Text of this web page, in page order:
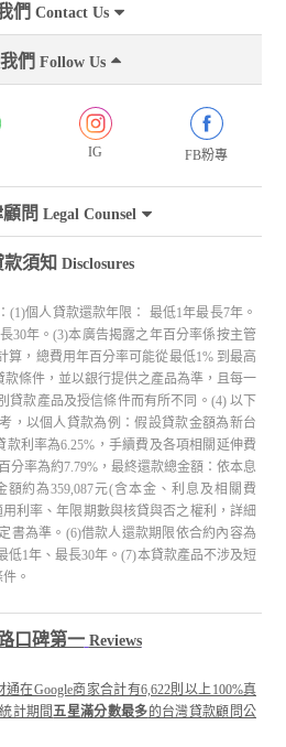
們 Contact Us
們 Follow Us
IG FB粉專
問 Legal Counsel
須知 Disclosures
(1)個人貸款還款年限： 最低1年最長7年。
30年。(3)本廣告揭露之年百分率係按主管
算，總費用年百分率可能從最低1% 到最高
款條件，並以銀行提供之產品為準，且每一
貸款產品及授信條件而有所不同。(4) 以下
，以個人貸款為例：假設貸款金額為新台
款利率為6.25%，手續費及各項相關延伸費
分率為約7.79%，最終還款總金額：依本息
約為359,087元(含本金、利息及相關費
利率、年限期數與核貸與否之權利，詳細
書為準。(6)借款人還款期限依合約內容為
低1年、最長30年。(7)本貸款產品不涉及短
。
口碑第一 Reviews
在Google商家合計有6,622則以上100%真
計期間 五星滿分數最多的台灣貸款顧問公